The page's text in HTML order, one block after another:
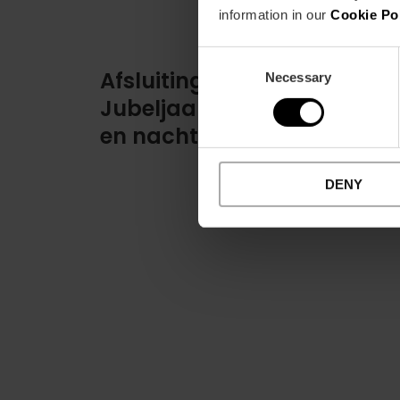
information in our Cookie
Selection
Necessary
DENY
Afsluiting van het III
Jubeljaar: grote nachtwake
en nachtelijke aanbidding